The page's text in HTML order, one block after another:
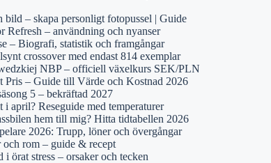
bild – skapa personligt fotopussel | Guide
Refresh – användning och nyanser
– Biografi, statistik och framgångar
crossover med endast 814 exemplar
NBP – officiell växelkurs SEK/PLN
Pris – Guide till Värde och Kostnad 2026
5 – bekräftad 2027
i april? Reseguide med temperaturer
hem till mig? Hitta tidtabellen 2026
2026: Trupp, löner och övergångar
och rom – guide & recept
i örat stress – orsaker och tecken